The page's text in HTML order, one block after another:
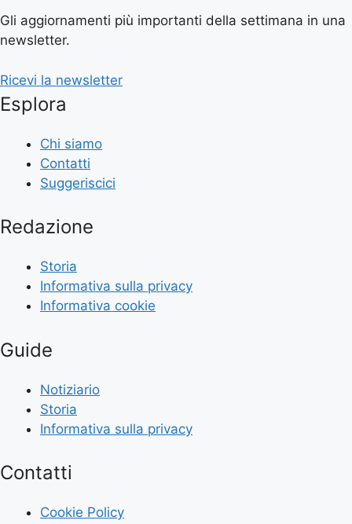
Gli aggiornamenti più importanti della settimana in una
newsletter.
Ricevi la newsletter
Esplora
Chi siamo
Contatti
Suggeriscici
Redazione
Storia
Informativa sulla privacy
Informativa cookie
Guide
Notiziario
Storia
Informativa sulla privacy
Contatti
Cookie Policy